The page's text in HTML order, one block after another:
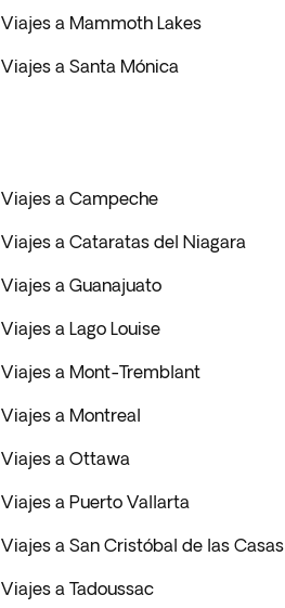
Viajes a Mammoth Lakes
Viajes a Santa Mónica
Viajes a Campeche
Viajes a Cataratas del Niagara
Viajes a Guanajuato
Viajes a Lago Louise
Viajes a Mont-Tremblant
Viajes a Montreal
Viajes a Ottawa
Viajes a Puerto Vallarta
Viajes a San Cristóbal de las Casas
Viajes a Tadoussac